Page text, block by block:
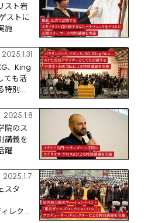
スト岩
ストに
施
2025.1.31
、King
ても活
特別講
2025.1.8
院のス
講義を
躍
2025.1.7
スタ
レクタ